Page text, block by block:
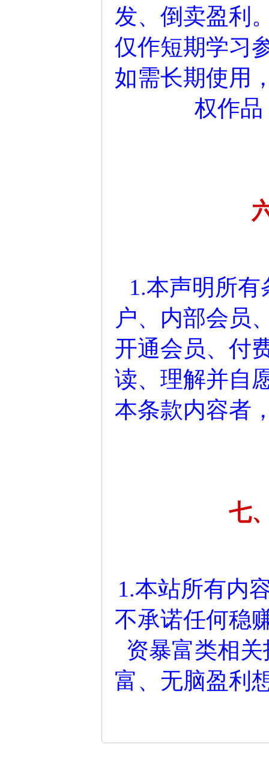
发、倒卖盈利
仅作短期学习
如需长期使用
权作
1.本声明所
户、内部会员
开通会员、付
读、理解并自
本条款内容者
七
1.本站所有内
不承诺任何稳
资暴富类相
富、无脑盈利